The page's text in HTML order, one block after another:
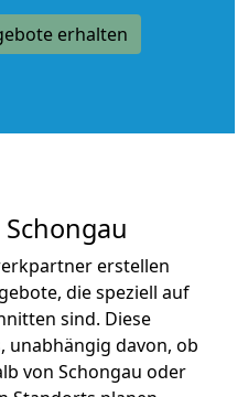
erhalten
erstellen
die speziell auf
sind. Diese
unabhängig davon, ob
von Schongau oder